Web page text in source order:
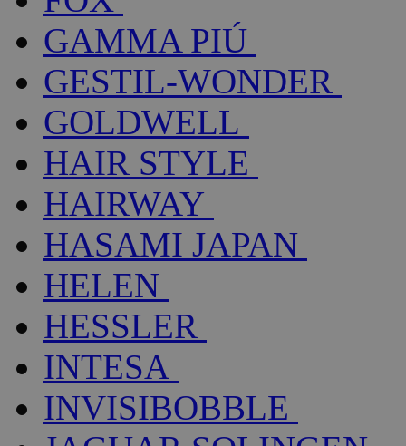
GAMMA PIÚ
GESTIL-WONDER
GOLDWELL
HAIR STYLE
HAIRWAY
HASAMI JAPAN
HELEN
HESSLER
INTESA
INVISIBOBBLE